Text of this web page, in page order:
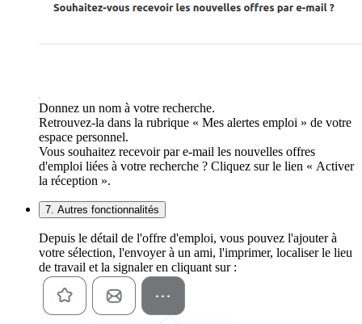
Donnez un nom à votre recherche.
Retrouvez-la dans la rubrique « Mes alertes emploi » de votre
espace personnel.
Vous souhaitez recevoir par e-mail les nouvelles offres
d'emploi liées à votre recherche ? Cliquez sur le lien « Activer
la réception ».
7. Autres fonctionnalités
Depuis le détail de l'offre d'emploi, vous pouvez l'ajouter à
votre sélection, l'envoyer à un ami, l'imprimer, localiser le lieu
de travail et la signaler en cliquant sur :